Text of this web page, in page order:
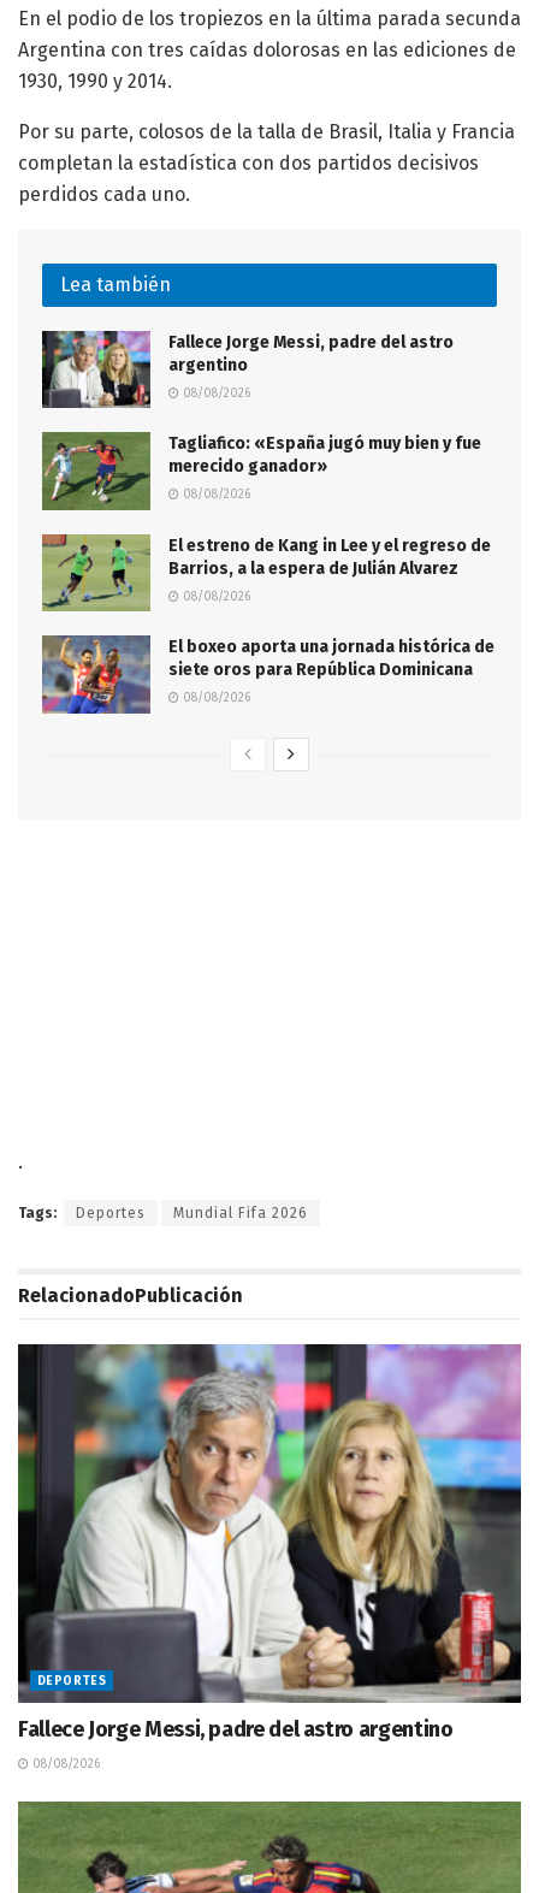
En el podio de los tropiezos en la última parada secunda
Argentina con tres caídas dolorosas en las ediciones de
1930, 1990 y 2014.
Por su parte, colosos de la talla de Brasil, Italia y Francia
completan la estadística con dos partidos decisivos
perdidos cada uno.
Lea también
Fallece Jorge Messi, padre del astro
argentino
08/08/2026
Tagliafico: «España jugó muy bien y fue
merecido ganador»
08/08/2026
El estreno de Kang in Lee y el regreso de
Barrios, a la espera de Julián Alvarez
08/08/2026
El boxeo aporta una jornada histórica de
siete oros para República Dominicana
08/08/2026
.
Tags: Deportes Mundial Fifa 2026
RelacionadoPublicación
DEPORTES
Fallece Jorge Messi, padre del astro argentino
08/08/2026